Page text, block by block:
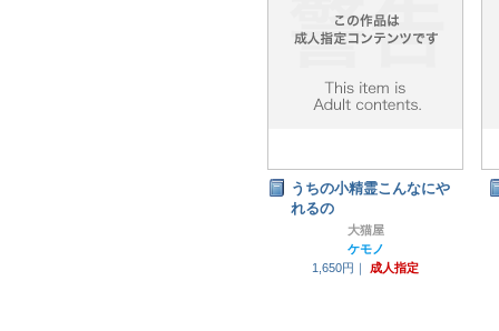
うちの小精霊こんなにや
れるの
大猫屋
ケモノ
1,650円｜
成人指定